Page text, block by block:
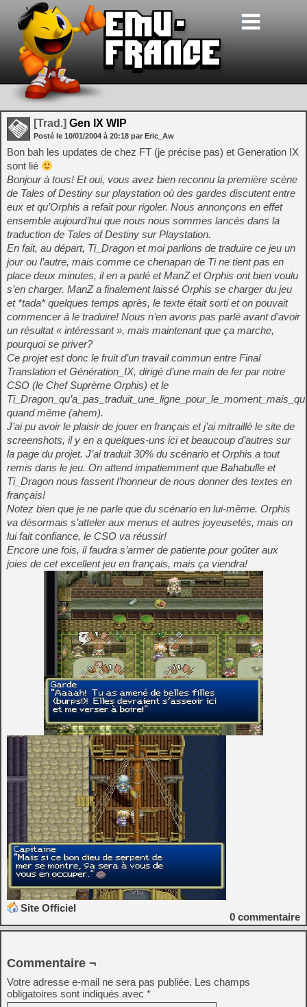
[Trad.] Gen IX WIP
Posté le 10/01/2004 à 20:18 par Eric_Aw
Bon bah les updates de chez FT (je précise pas) et Generation IX
sont lié
Bonjour à tous! Et oui, vous avez bien reconnu la première scène
de Tales of Destiny sur playstation où des gardes discutent entre
eux et qu’Orphis a refait pour rigoler. Nous annonçons en effet
ensemble aujourd’hui que nous nous sommes lancés dans la
traduction de Tales of Destiny sur Playstation.
En fait, au départ, Ti_Dragon et moi parlions de traduire ce jeu un
jour ou l’autre, mais comme ce chenapan de Ti ne tient pas en
place deux minutes, il en a parlé et ManZ et Orphis ont bien voulu
s’en charger. ManZ a finalement laissé Orphis se charger du jeu
et *tada* quelques temps après, le texte était sorti et on pouvait
commencer à le traduire! Nous n’en avons pas parlé avant d’avoir
un résultat « intéressant », mais maintenant que ça marche,
pourquoi se priver?
Ce projet est donc le fruit d’un travail commun entre Final
Translation et Génération_IX, dirigé d’une main de fer par notre
CSO (le Chef Suprème Orphis) et le
quand même (ahem).
J’ai pu avoir le plaisir de jouer en français et j’ai mitraillé le site de
screenshots, il y en a quelques-uns ici et beaucoup d’autres sur
la page du projet. J’ai traduit 30% du scénario et Orphis a tout
remis dans le jeu. On attend impatiemment que Bahabulle et
Ti_Dragon nous fassent l’honneur de nous donner des textes en
français!
Notez bien que je ne parle que du scénario en lui-même. Orphis
va désormais s’atteler aux menus et autres joyeusetés, mais on
lui fait confiance, le CSO va réussir!
Encore une fois, il faudra s’armer de patiente pour goûter aux
joies de cet excellent jeu en français, mais ça viendra!
Site Officiel
0 commentaire
Commentaire ¬
Votre adresse e-mail ne sera pas publiée. Les champs
obligatoires sont indiqués avec *